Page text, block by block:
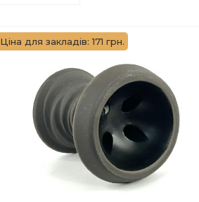
Ціна для закладів: 171 грн.